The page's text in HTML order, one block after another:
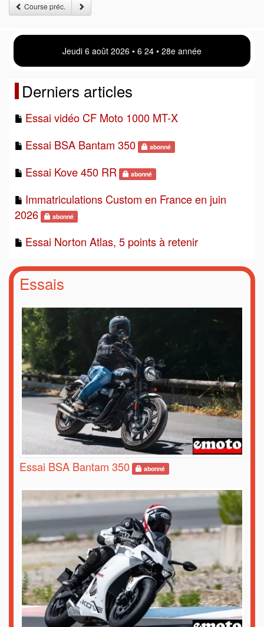
Course préc.
Jeudi 6 août 2026 • 6:24 • 28e année
Derniers articles
Essai vidéo CF Moto 1000 MT-X
Essai BSA Bantam 350
abonné
Essai Kove 450 RR abonné
Immatriculations Custom en France en juin
2026
abonné
Essai Norton Atlas, 5 points à retenir
Essais
Essai BSA Bantam 350 abonné